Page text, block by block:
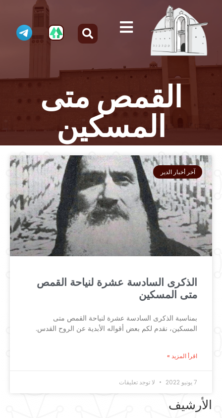
القمص متى
المسكين
آخر أخبار الدير
الذكرى السادسة عشرة لنياحة القمص
متى المسكين
بمناسبة الذكرى السادسة عشرة لنياحة القمص متى
المسكين، نقدم لكم بعض أقواله الأبدية عن الروح القدس.
اقرأ المزيد »
7 يونيو 2022 لا توجد تعليقات
الأرشيف